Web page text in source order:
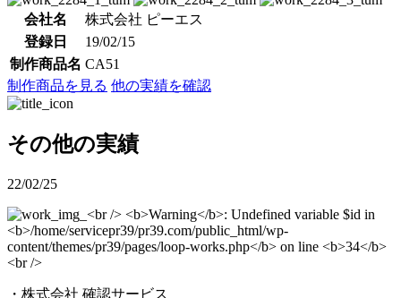
会社名
株式会社 ピーエス
登録日
19/02/15
制作商品名 CA51
制作商品を見る 他の実績を確認
その他の実績
22/02/25
・株式会社 確認サービス